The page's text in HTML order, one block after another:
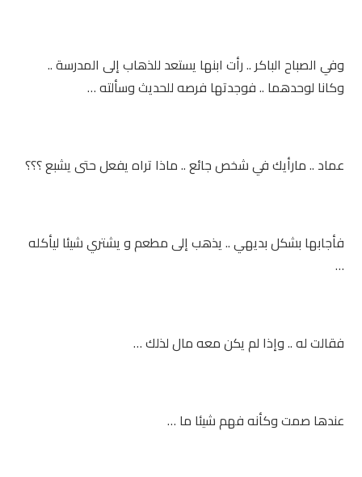
وفي الصباح الباكر .. رأت ابنها يستعد للذهاب إلى المدرسة ..
وكانا لوحدهما .. فوجدتها فرصه للحديث وسألته …
عماد .. مارأيك في شخص جائع .. ماذا تراه يفعل حتى يشبع ؟؟؟
فأجابها بشكل بديهي .. يذهب إلى مطعم و يشتري شيئا ليأكله
…
فقالت له .. وإذا لم يكن معه مال لذلك …
عندها صمت وكأنه فهم شيئا ما …